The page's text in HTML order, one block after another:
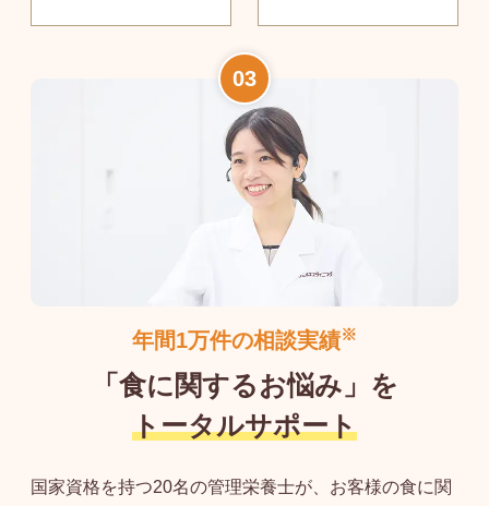
年間1万件の相談実績※
「食に関するお悩み」を
トータルサポート
国家資格を持つ20名の管理栄養士が、お客様の食に関